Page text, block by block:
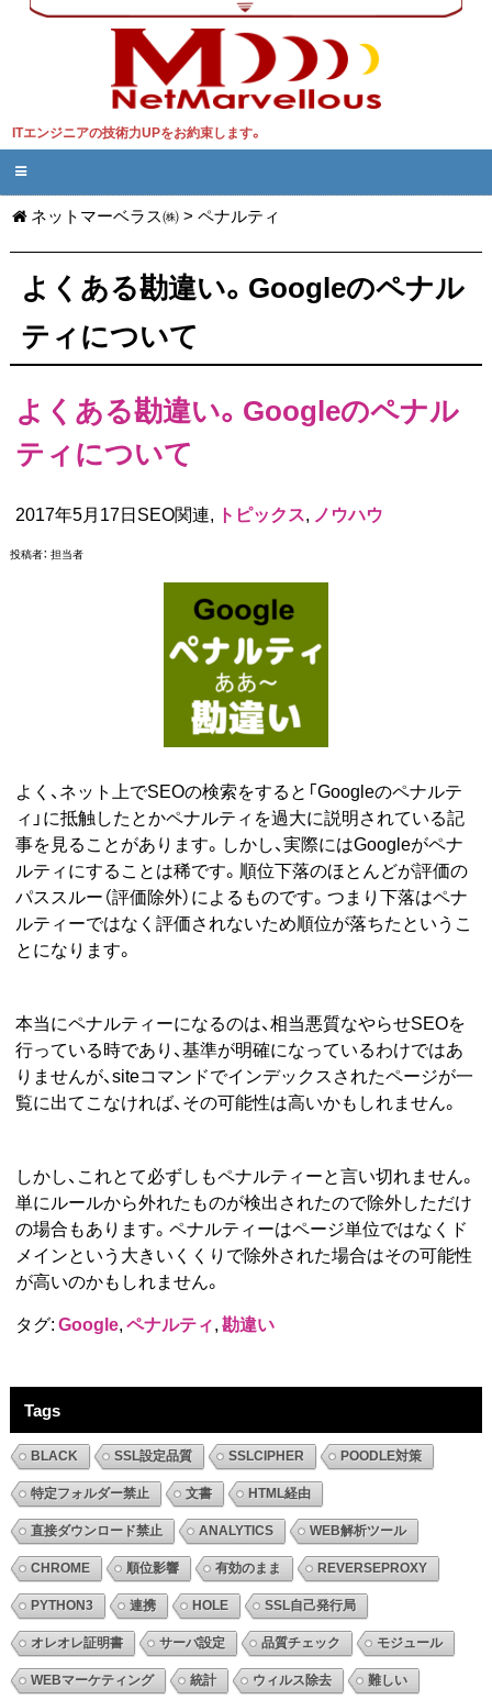
ITエンジニアの技術力UPをお約束します。
ネットマーベラス㈱> ペナルティ
よくある勘違い。Googleのペナル
ティについて
よくある勘違い。Googleのペナル
ティについて
2017年5月17日SEO関連, トピックス, ノウハウ
投稿者： 担当者
よく、ネット上でSEOの検索をすると「Googleのペナルテ
ィ」に抵触したとかペナルティを過大に説明されている記
事を見ることがあります。しかし、実際にはGoogleがペナ
ルティにすることは稀です。順位下落のほとんどが評価の
パススルー（評価除外）によるものです。つまり下落はペナ
ルティーではなく評価されないため順位が落ちたというこ
とになります。
本当にペナルティーになるのは、相当悪質なやらせSEOを
行っている時であり、基準が明確になっているわけではあ
りませんが、siteコマンドでインデックスされたページが一
覧に出てこなければ、その可能性は高いかもしれません。
しかし、これとて必ずしもペナルティーと言い切れません。
単にルールから外れたものが検出されたので除外しただけ
の場合もあります。ペナルティーはページ単位ではなくド
メインという大きいくくりで除外された場合はその可能性
が高いのかもしれません。
タグ:Google,ペナルティ,勘違い
Tags
BLACK SSL設定品質 SSLCIPHER POODLE対策
特定フォルダー禁止 文書 HTML経由
直接ダウンロード禁止 ANALYTICS WEB解析ツール
CHROME 順位影響 有効のまま REVERSEPROXY
PYTHON3 連携 HOLE SSL自己発行局
オレオレ証明書 サーバ設定 品質チェック モジュール
WEBマーケティング 統計 ウィルス除去 難しい